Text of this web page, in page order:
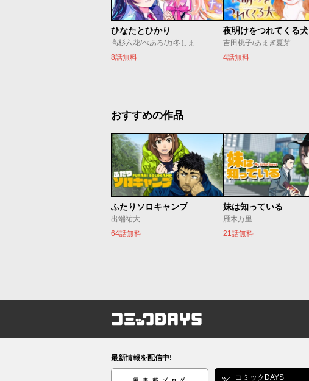
ひなたとひかり
高杉六花/べあろ/万冬しま
8話無料
夜明けをつれてくる犬
吉田桃子/あまぎ夏芽
4話無料
おすすめの作品
ふたりソロキャンプ
出端祐大
64話無料
妹は知っている
雁木万里
21話無料
コミックDAYS
最新情報を配信中!
編集部ブログ コミックDAYS